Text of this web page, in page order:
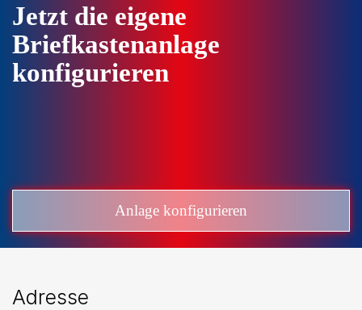
Jetzt die eigene
Briefkastenanlage
konfigurieren
Anlage konfigurieren
Adresse